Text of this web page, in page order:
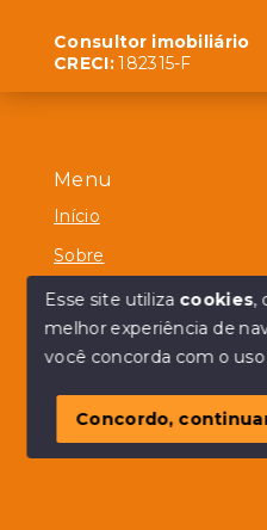
Menu
Início
Sobre
Contato
© Copyright 2026 -
reservados
Consultor imobiliário
CRECI:182315-F
Esse site utiliza cookies,
melhor experiência de
você concorda com o
Concordo,